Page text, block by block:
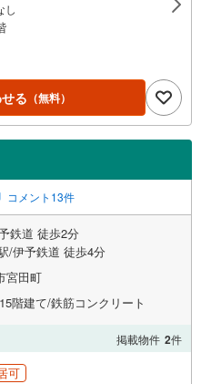
し
る （無料）
コメント13件
鉄道 徒歩2分
/伊予鉄道 徒歩4分
宮田町
階建て/鉄筋コンクリート
掲載物件 2件
可